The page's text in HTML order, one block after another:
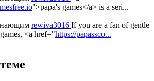
">papa's games</a> is a seri...
rewiva3016 If you are a fan of gentle
<a href="https://papassco...